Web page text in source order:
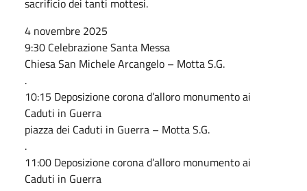
4 novembre 2025
9:30 Celebrazione Santa Messa
Chiesa San Michele Arcangelo – Motta S.G.
.
10:15 Deposizione corona d’alloro monumento ai
Caduti in Guerra
piazza dei Caduti in Guerra – Motta S.G.
.
11:00 Deposizione corona d’alloro monumento ai
Caduti in Guerra